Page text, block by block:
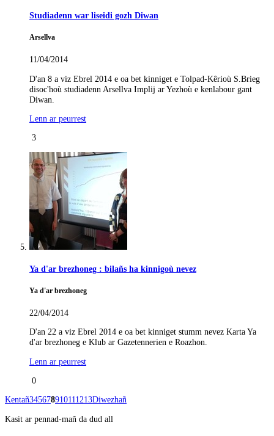
Studiadenn war liseidi gozh Diwan
Arsellva
11/04/2014
D'an 8 a viz Ebrel 2014 e oa bet kinniget e Tolpad-Kêrioù S.Brieg
disoc'hoù studiadenn Arsellva Implij ar Yezhoù e kenlabour gant
Diwan.
Lenn ar peurrest
3
Ya d'ar brezhoneg : bilañs ha kinnigoù nevez
Ya d'ar brezhoneg
22/04/2014
D'an 22 a viz Ebrel 2014 e oa bet kinniget stumm nevez Karta Ya
d'ar brezhoneg e Klub ar Gazetennerien e Roazhon.
Lenn ar peurrest
0
Kentañ345678910111213Diwezhañ
Kasit ar pennad-mañ da dud all